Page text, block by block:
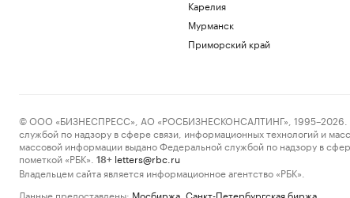
Карелия
Мурманск
Приморский край
© ООО «БИЗНЕСПРЕСС», АО «РОСБИЗНЕСКОНСАЛТИНГ», 1995–2026.
службой по надзору в сфере связи, информационных технологий и
массовой информации выдано Федеральной службой по надзору в
пометкой «РБК».
18+ letters@rbc.ru
Владельцем сайта является информационное агентство «РБК».
Данные предоставлены: Мосбиржа Санкт-Петербургская биржа